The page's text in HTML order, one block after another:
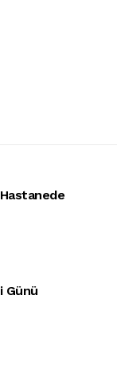
Günü